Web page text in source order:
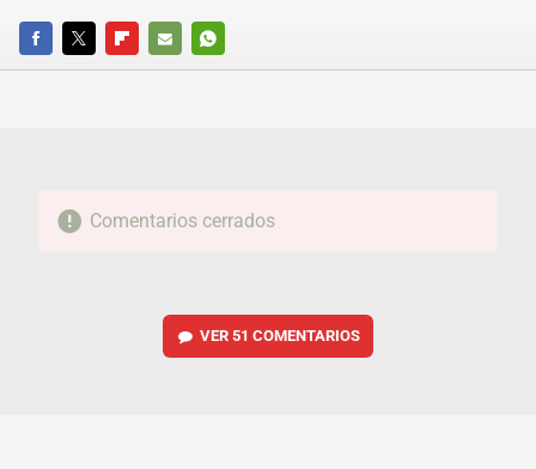
FACEBOOKTWITTERFLIPBOARD
E-
WHATSAPP
Comentarios cerrados
VER 51 COMENTARIOS